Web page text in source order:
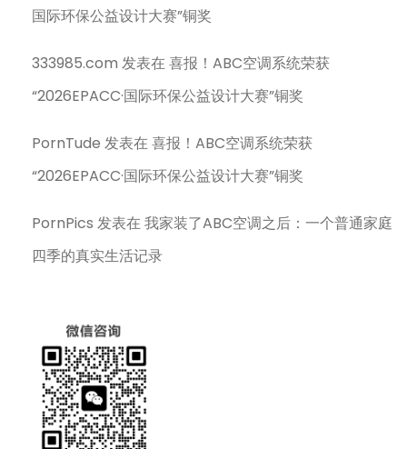
国际环保公益设计大赛”铜奖
333985.com 发表在喜报！ABC空调系统荣获
“2026EPACC·国际环保公益设计大赛”铜奖
PornTude 发表在喜报！ABC空调系统荣获
“2026EPACC·国际环保公益设计大赛”铜奖
PornPics 发表在我家装了ABC空调之后：一个普通家庭
四季的真实生活记录